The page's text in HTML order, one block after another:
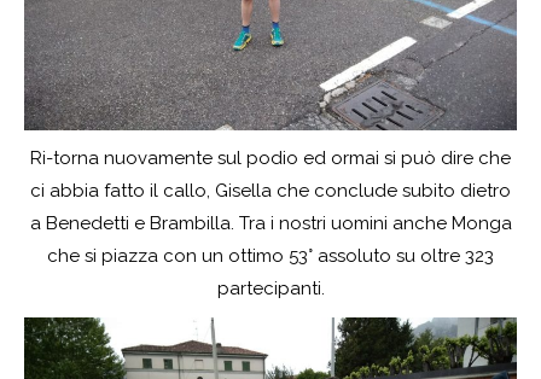
Ri-torna nuovamente sul podio ed ormai si può dire che
ci abbia fatto il callo, Gisella che conclude subito dietro
a Benedetti e Brambilla. Tra i nostri uomini anche Monga
che si piazza con un ottimo 53° assoluto su oltre 323
partecipanti.